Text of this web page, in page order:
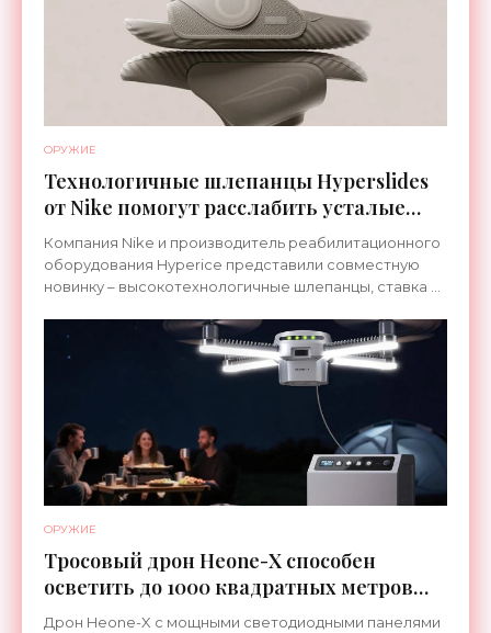
ОРУЖИЕ
Технологичные шлепанцы Hyperslides
от Nike помогут расслабить усталые
ноги после тренировки - «Гаджеты»
Компания Nike и производитель реабилитационного
оборудования Hyperice представили совместную
новинку – высокотехнологичные шлепанцы, ставка в
ОРУЖИЕ
Тросовый дрон Heone-X способен
осветить до 1000 квадратных метров
земли - «Беспилотники»
Дрон Heone-X с мощными светодиодными панелями